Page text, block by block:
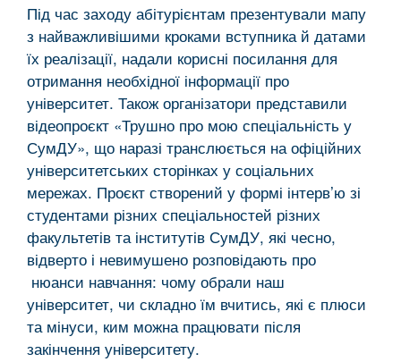
Під час заходу абітурієнтам презентували мапу
з найважливішими кроками вступника й датами
їх реалізації, надали корисні посилання для
отримання необхідної інформації про
університет. Також організатори представили
відеопроєкт «Трушно про мою спеціальність у
СумДУ», що наразі транслюється на офіційних
університетських сторінках у соціальних
мережах. Проєкт створений у формі інтерв’ю зі
студентами різних спеціальностей різних
факультетів та інститутів СумДУ, які чесно,
відверто і невимушено розповідають про
нюанси навчання: чому обрали наш
університет, чи складно їм вчитись, які є плюси
та мінуси, ким можна працювати після
закінчення університету.